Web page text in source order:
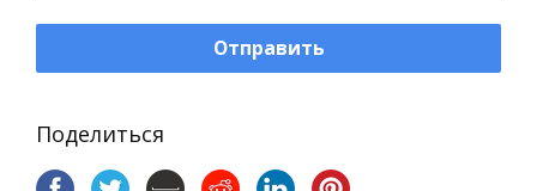
Отправить
Поделиться